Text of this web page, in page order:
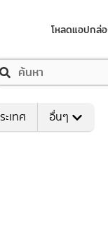
โหลดแอปกล่
เทศ อื่นๆ